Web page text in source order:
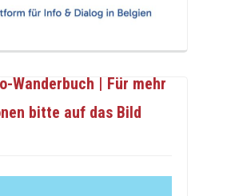
Wanderbuch | Für mehr
bitte auf das Bild